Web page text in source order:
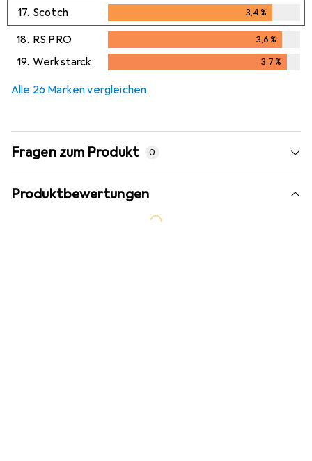
17. Scotch 3,4%
3,4%
18. RS PRO 3,6%
3,6%
19. Werkstarck 3,7%
Alle 26 Marken vergleichen
Fragen zum Produkt 0
Produktbewertungen